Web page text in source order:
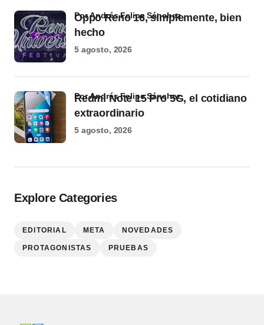
Oppo Reno 16, simplemente, bien
hecho
por Andrés Felipe Sánchez
5 agosto, 2026
Redmi Note 15 Pro 5G, el cotidiano
extraordinario
por Andrés Felipe Sánchez
5 agosto, 2026
Explore Categories
EDITORIAL META NOVEDADES
PROTAGONISTAS PRUEBAS